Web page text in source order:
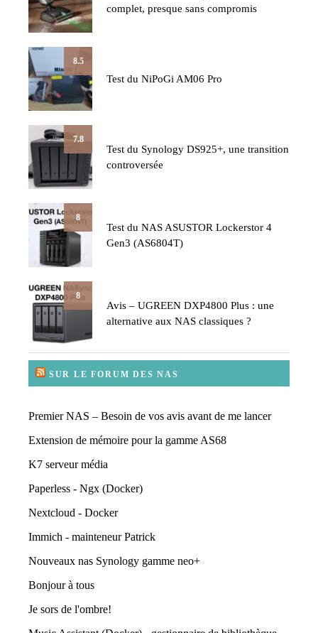
complet, presque sans compromis
8.5
Test du NiPoGi AM06 Pro
7.8
Test du Synology DS925+, une transition
controversée
8
Test du NAS ASUSTOR Lockerstor 4
Gen3 (AS6804T)
8
Avis – UGREEN DXP4800 Plus : une
alternative aux NAS classiques ?
SUR LE FORUM DES NAS
Premier NAS – Besoin de vos avis avant de me lancer
Extension de mémoire pour la gamme AS68
K7 serveur média
Paperless - Ngx (Docker)
Nextcloud - Docker
Immich - mainteneur Patrick
Nouveaux nas Synology gamme neo+
Bonjour à tous
Je sors de l'ombre!